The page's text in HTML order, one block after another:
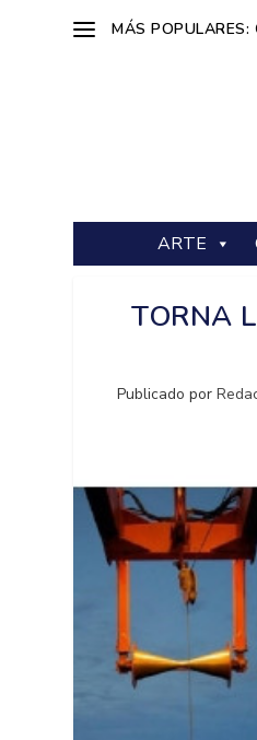
MÁS POPULARES:
ARTE
TORNA
Publicado por